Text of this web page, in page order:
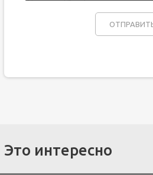
Это интересно